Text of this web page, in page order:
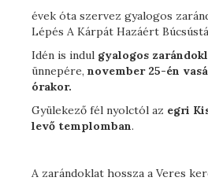
évek óta szervez gyalogos
Lépés A Kárpát Hazáért
Idén is indul gyalogos
ünnepére, november 25-én
órakor.
Gyülekező fél nyolctól az egri
levő templomban.
A zarándoklat hossza a Veres